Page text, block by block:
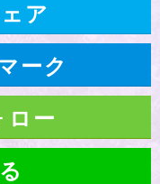
ア
ーク
ー